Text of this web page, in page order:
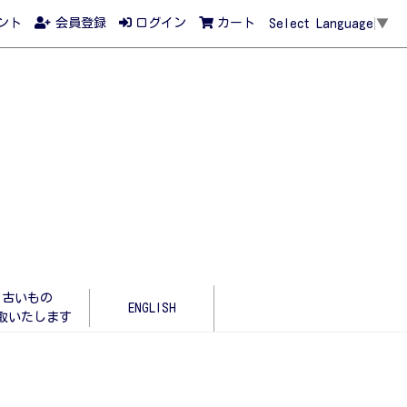
ト 会員登録 ログイン カート Select Language ▼
古いもの
いたします
ENGLISH